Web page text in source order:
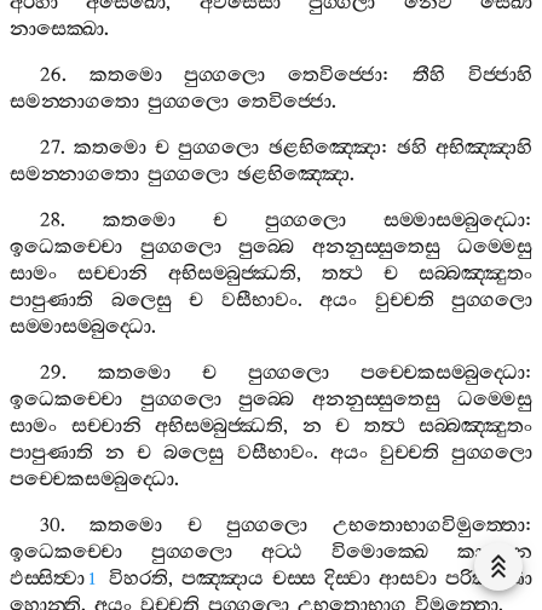
නාසෙක‍්ඛා.
26. කතමො පුග‍්ගලො තෙවිජ‍්ජො:තීහි
විජ‍්ජාහි
සමන‍්නාගතො පුග‍්ගලො තෙවිජ‍්ජො.
27. කතමො ච පුග‍්ගලො ඡළභිඤ‍්ඤො: ඡහි අභිඤ‍්ඤාහි
සමන‍්නාගතො පුග‍්ගලො ඡළභිඤ‍්ඤො.
28. කතමො ච පුග‍්ගලො සම‍්මාසම‍්බුද‍්ධො:
ඉධෙකච‍්චො
පුග‍්ගලො පුබ‍්බෙ අනනුස‍්සුතෙසු
ධම‍්මෙසු
සාමං
සච‍්චානි අභිසම‍්බුජ‍්ඣති, තත්‍ථ ච
සබ‍්බඤ‍්ඤුතං
පාපුණාති
බලෙසු ච වසීභාවං. අයං වුච‍්චති
පුග‍්ගලො
සම‍්මාසම‍්බුද‍්ධො.
29. කතමො ච පුග‍්ගලො පච‍්චෙකසම‍්බුද‍්ධො:
ඉධෙකච‍්චො
පුග‍්ගලො පුබ‍්බෙ අනනුස‍්සුතෙසු
ධම‍්මෙසු
සාමං
සච‍්චානි අභිසම‍්බුජ‍්ඣති, න ච තත්‍ථ
සබ‍්බඤ‍්ඤුතං
පාපුණාති න ච බලෙසු වසීභාවං. අයං වුච‍්චති පුග‍්ගලො
පච‍්චෙකසම‍්බුද‍්ධො.
30.කතමො ච පුග‍්ගලො උභතොභාගවිමුත‍්තො:
ඉධෙකච‍්චො
පුග‍්ගලො අට‍්ඨ විමොක‍්ඛෙ
කායෙන
ඵස‍්සිත්‍වා 1 විහරති, පඤ‍්ඤාය චස‍්ස දිස‍්වා ආසවා පරික‍්ඛීණා